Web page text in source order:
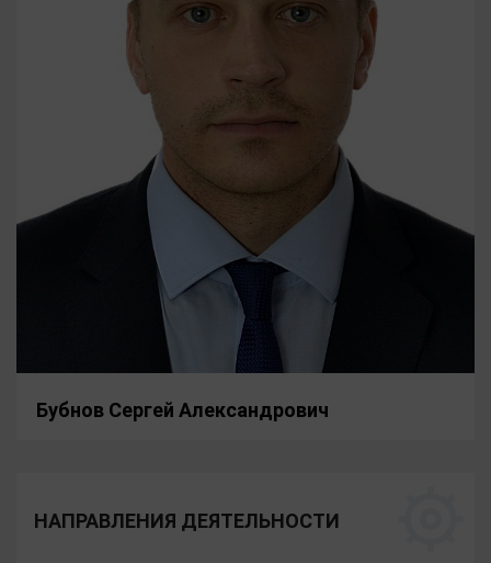
Бубнов Сергей Александрович
НАПРАВЛЕНИЯ ДЕЯТЕЛЬНОСТИ